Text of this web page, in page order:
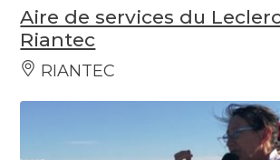
Aire de services du
Riantec
RIANTEC